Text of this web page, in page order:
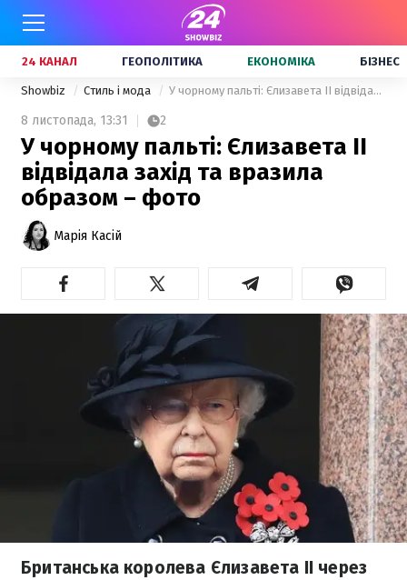
24 КАНАЛ ГЕОПОЛІТИКА ЕКОНОМІКА БІЗНЕС
Showbiz Стиль і мода У чорному пальті: Єлизавета ІІ відвідала захід та вразила образом – фото
8 листопада, 13:31 2
У чорному пальті: Єлизавета ІІ
відвідала захід та вразила
образом – фото
Марія Касій
Британська королева Єлизавета ІІ через